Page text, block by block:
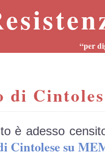
“per
di
è adesso
Cintolese su